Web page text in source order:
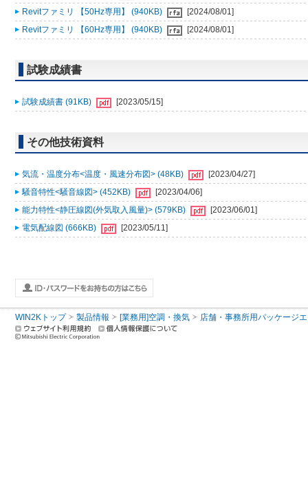
Revitファミリ 【50Hz専用】 (940KB)
[2024/08/01]
Revitファミリ 【60Hz専用】 (940KB)
[2024/08/01]
試験成績書
試験成績書 (91KB) [2023/05/15]
その他技術資料
気流・温度分布<温度・風速分布図> (48KB)
[2023/04/27]
騒音特性<騒音線図> (452KB)
[2023/04/06]
能力特性<静圧線図(外気取入風量)> (579KB)
[2023/06/01]
電気配線図 (666KB)
[2023/05/11]
WIN2Kトップ 製品情報 [業務用]空調・換気 店舗・事務所用パッケージ